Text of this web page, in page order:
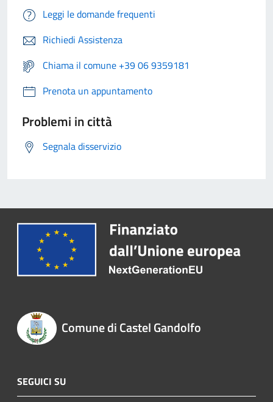
Leggi le domande frequenti
Richiedi Assistenza
Chiama il comune +39 06 9359181
Prenota un appuntamento
Problemi in città
Segnala disservizio
Comune di Castel Gandolfo
SEGUICI SU